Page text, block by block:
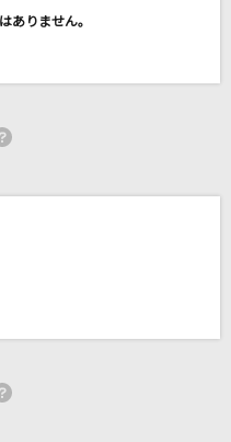
ン)
キングなど
グインして
しもう！